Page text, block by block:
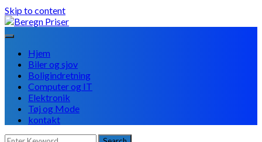
Skip to content
Hjem
Biler og sjov
Boligindretning
Computer og IT
Elektronik
Tøj og Mode
kontakt